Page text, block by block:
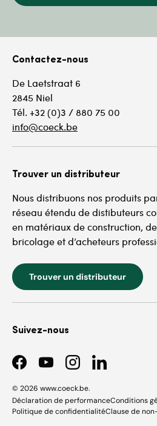
Contactez-nous
De Laetstraat 6
2845 Niel
Tél. +32 (0)3 / 880 75 00
info@coeck.be
Trouver un distributeur
Nous distribuons nos produits
réseau étendu de distibuteurs
en matériaux de construction,
bricolage et d’acheteurs
Trouver un distributeur
Suivez-nous
FacebookYouTubeInstagramLinkedIn
© 2026 www.coeck.be.
Déclaration de performanceConditions
Politique de confidentialitéClause de